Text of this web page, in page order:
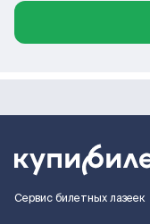
Сервис билетных лазеек